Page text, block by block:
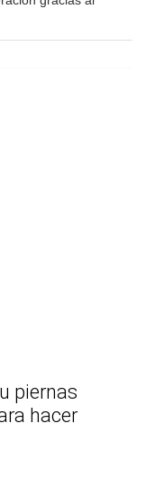
piernas
hacer